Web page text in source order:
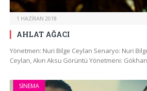
1 HAZIRAN 2018
AHLAT AĞACI
Yönetmen: Nuri Bilge Ceylan Senaryo: Nuri
Ceylan, Akın Aksu Görüntü Yönetmeni:
SINEMA